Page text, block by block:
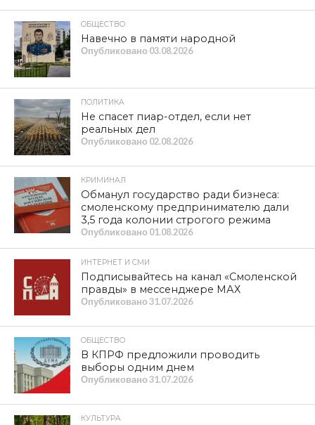
ОБЩЕСТВО
Навечно в памяти народной
Опубликовано 03.08.2026
ПОЛИТИКА
Не спасет пиар-отдел, если нет
реальных дел
Опубликовано 02.08.2026
КРИМИНАЛ
Обманул государство ради бизнеса:
смоленскому предпринимателю дали
3,5 года колонии строгого режима
Опубликовано 01.08.2026
ИНТЕРНЕТ И СМИ
Подписывайтесь на канал «Смоленской
правды» в мессенджере МАХ
Опубликовано31.07.2026
ОБЩЕСТВО
В КПРФ предложили проводить
выборы одним днем
Опубликовано31.07.2026
КУЛЬТУРА